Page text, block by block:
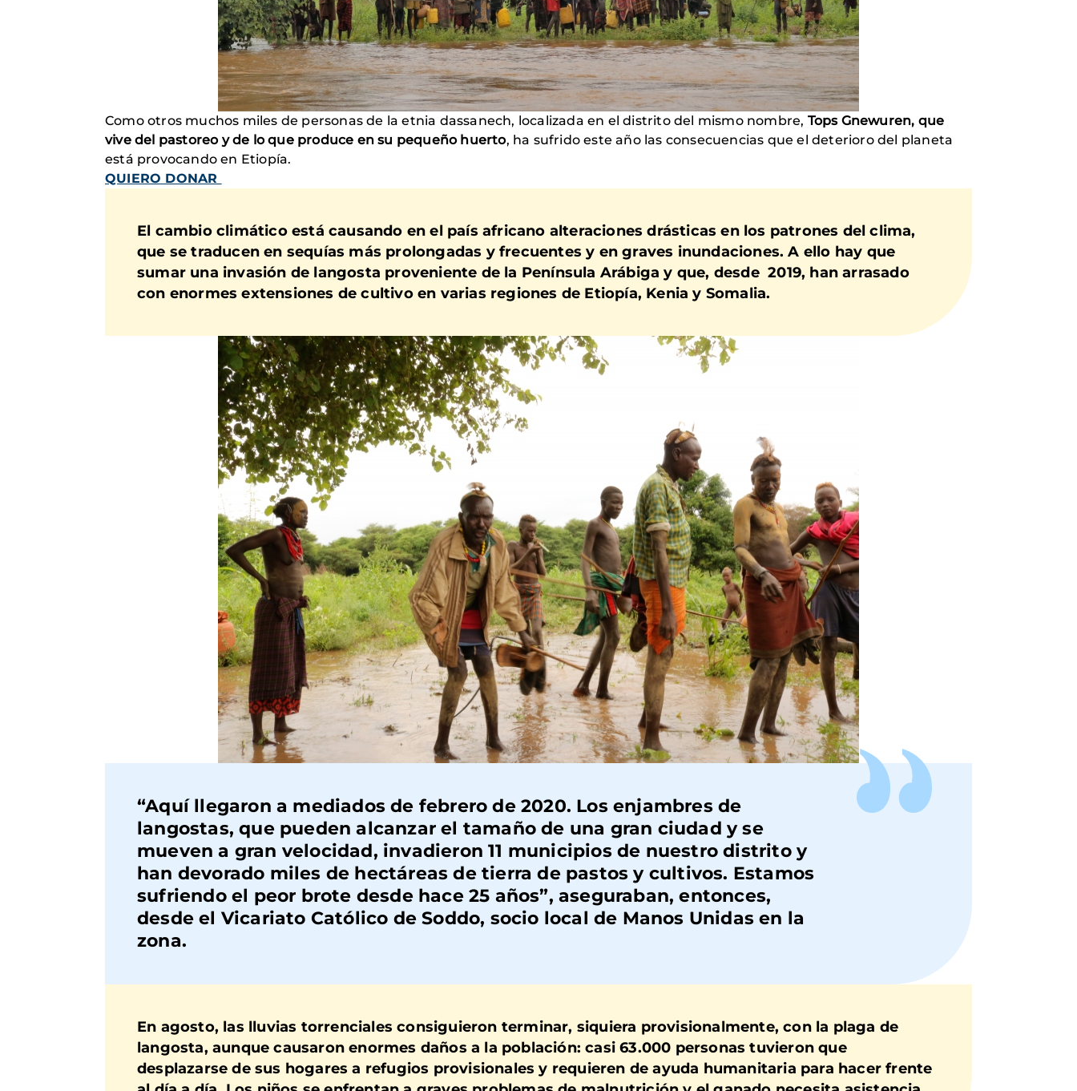
Como otros muchos miles de personas de la etnia dassanech, localizada en el distrito del mismo nombre, Tops Gnewuren, que
vive del pastoreo y de lo que produce en su pequeño huerto, ha sufrido este año las consecuencias que el deterioro del planeta
está provocando en Etiopía.
QUIERO DONAR
El cambio climático está causando en el país africano alteraciones drásticas en los patrones del clima,
que se traducen en sequías más prolongadas y frecuentes y en graves inundaciones. A ello hay que
sumar una invasión de langosta proveniente de la Península Arábiga y que, desde 2019, han arrasado
con enormes extensiones de cultivo en varias regiones de Etiopía, Kenia y Somalia.
“Aquí llegaron a mediados de febrero de 2020. Los enjambres de
langostas, que pueden alcanzar el tamaño de una gran ciudad y se
mueven a gran velocidad, invadieron 11 municipios de nuestro distrito y
han devorado miles de hectáreas de tierra de pastos y cultivos. Estamos
sufriendo el peor brote desde hace 25 años”, aseguraban, entonces,
desde el Vicariato Católico de Soddo, socio local de Manos Unidas en la
zona.
En agosto, las lluvias torrenciales consiguieron terminar, siquiera provisionalmente, con la plaga de
langosta, aunque causaron enormes daños a la población: casi 63.000 personas tuvieron que
desplazarse de sus hogares a refugios provisionales y requieren de ayuda humanitaria para hacer frente